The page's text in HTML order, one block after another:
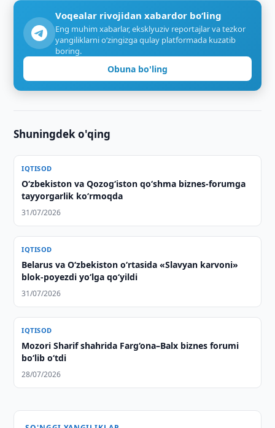
Voqealar rivojidan xabardor bo‘ling
Eng muhim xabarlar, eksklyuziv reportajlar va tezkor
yangiliklarni o‘zingizga qulay platformada kuzatib
boring.
Obuna bo'ling
Shuningdek o'qing
IQTISOD
O‘zbekiston va Qozog‘iston qo‘shma biznes-forumga
tayyorgarlik ko‘rmoqda
31/07/2026
IQTISOD
Belarus va O‘zbekiston o‘rtasida «Slavyan karvoni»
blok-poyezdi yo‘lga qo‘yildi
31/07/2026
IQTISOD
Mozori Sharif shahrida Farg‘ona–Balx biznes forumi
bo‘lib o‘tdi
28/07/2026